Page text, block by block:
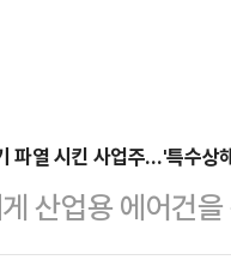
파열 시킨 사업주…'특수
산업용 에어건
건 조사를 진행